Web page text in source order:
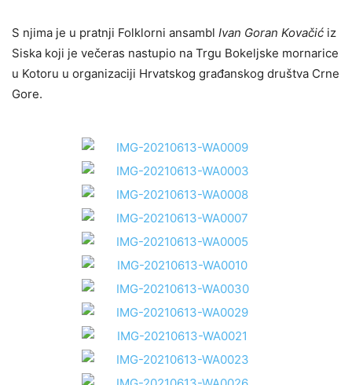
S njima je u pratnji Folklorni ansambl Ivan Goran Kovačić iz
Siska koji je večeras nastupio na Trgu Bokeljske mornarice
u Kotoru u organizaciji Hrvatskog građanskog društva Crne
Gore.